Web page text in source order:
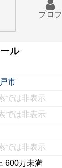
プロフ
ル
市
では非表示
では非表示
では非表示
600万未満